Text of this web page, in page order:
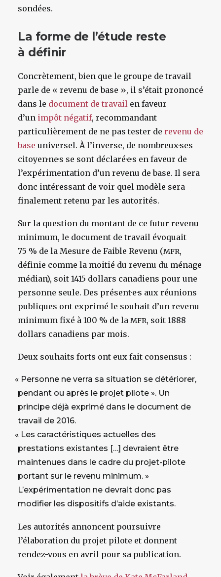
sondées.
La forme de l’étude reste
à définir
Concrètement, bien que le groupe de travail
parle de « revenu de base », il s’était prononcé
dans le document de travail en faveur
d’un impôt négatif, recommandant
particulièrement de ne pas tester de revenu de
base universel. À l’inverse, de nombreux·ses
citoyen·ne·s se sont déclaré·e·s en faveur de
l’expérimentation d’un revenu de base. Il sera
donc intéressant de voir quel modèle sera
finalement retenu par les autorités.
Sur la question du montant de ce futur revenu
minimum, le document de travail évoquait
75 % de la Mesure de Faible Revenu (MFR,
définie comme la moitié du revenu du ménage
médian), soit 1415 dollars canadiens pour une
personne seule. Des présent·e·s aux réunions
publiques ont exprimé le souhait d’un revenu
minimum fixé à 100 % de la MFR, soit 1888
dollars canadiens par mois.
Deux souhaits forts ont eux fait consensus :
«Personne ne verra sa situation se détériorer,
pendant ou après le projet pilote ». Un
principe déjà exprimé dans le document de
travail de 2016.
«Les caractéristiques actuelles des
prestations existantes […] devraient être
maintenues dans le cadre du projet-pilote
portant sur le revenu minimum. »
L’expérimentation ne devrait donc pas
modifier les dispositifs d’aide existants.
Les autorités annoncent poursuivre
l’élaboration du projet pilote et donnent
rendez-vous en avril pour sa publication.